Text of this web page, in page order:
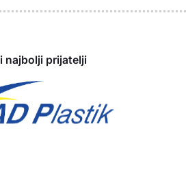
najbolji prijatelji